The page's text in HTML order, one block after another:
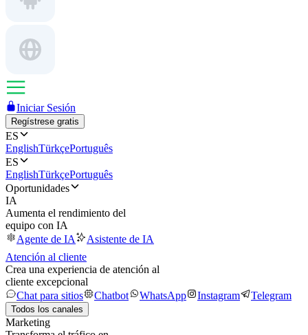
Iniciar Sesión
Regístrese gratis
ES
EnglishTürkçePortuguês
ES
EnglishTürkçePortuguês
Oportunidades
IA
Aumenta el rendimiento del
equipo con IA
Agente de IA
Asistente de IA
Atención al cliente
Crea una experiencia de atención al
cliente excepcional
Chat para sitios
Chatbot WhatsApp Instagram Telegram
Todos los canales
Marketing